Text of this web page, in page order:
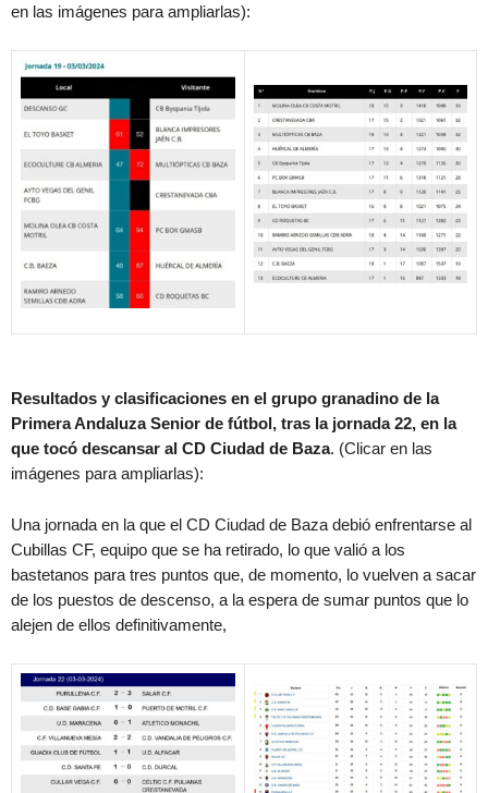
en las imágenes para ampliarlas):
Resultados y clasificaciones en el grupo granadino de la
Primera Andaluza Senior de fútbol, tras la jornada 22, en la
que tocó descansar al CD Ciudad de Baza. (Clicar en las
imágenes para ampliarlas):
Una jornada en la que el CD Ciudad de Baza debió enfrentarse al
Cubillas CF, equipo que se ha retirado, lo que valió a los
bastetanos para tres puntos que, de momento, lo vuelven a sacar
de los puestos de descenso, a la espera de sumar puntos que lo
alejen de ellos definitivamente,